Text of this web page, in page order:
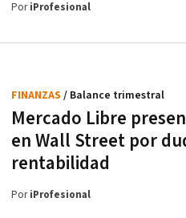
PoriProfesional
Mercado Libre
en Wall Street por
rentabilidad
FINANZAS / Balance trimestral
PoriProfesional